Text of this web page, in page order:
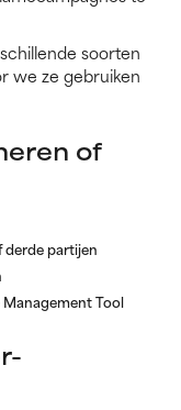
soorten
we ze gebruiken
of
derde partijen
Tool